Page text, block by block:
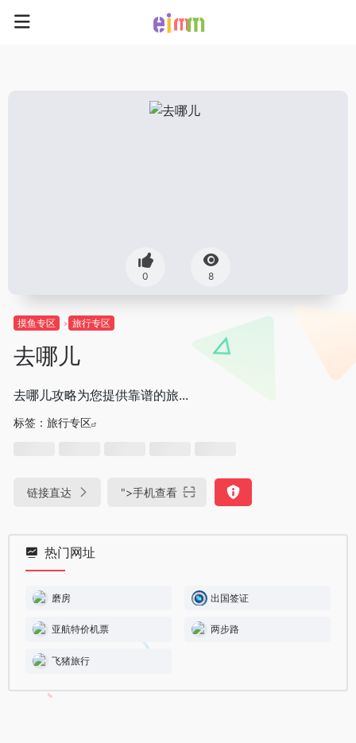
0 8
摸鱼专区 旅行专区
去哪儿
去哪儿攻略为您提供靠谱的旅...
标签： 旅行专区
链接直达 ">手机查看
热门网址
磨房 出国签证
亚航特价机票 两步路
飞猪旅行